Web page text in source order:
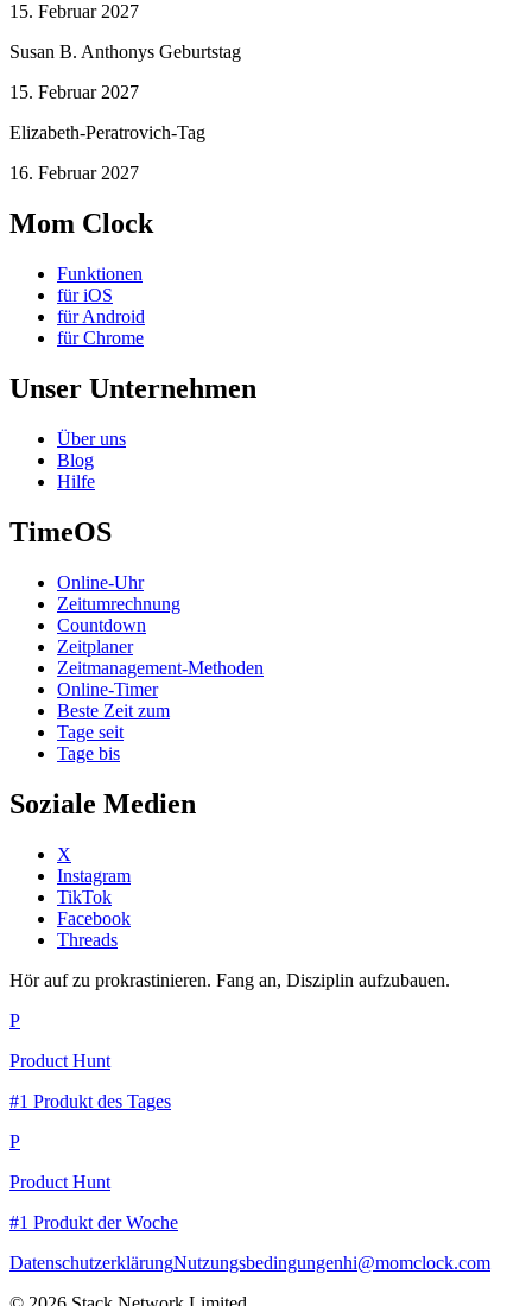
15. Februar 2027
Susan B. Anthonys Geburtstag
15. Februar 2027
Elizabeth-Peratrovich-Tag
16. Februar 2027
Mom Clock
Funktionen
für iOS
für Android
für Chrome
Unser Unternehmen
Über uns
Blog
Hilfe
TimeOS
Online-Uhr
Zeitumrechnung
Countdown
Zeitplaner
Zeitmanagement-Methoden
Online-Timer
Beste Zeit zum
Tage seit
Tage bis
Soziale Medien
X
Instagram
TikTok
Facebook
Threads
Hör auf zu prokrastinieren. Fang an, Disziplin aufzubauen.
P
Product Hunt
#1 Produkt des Tages
P
Product Hunt
#1 Produkt der Woche
DatenschutzerklärungNutzungsbedingungenhi@momclock.com